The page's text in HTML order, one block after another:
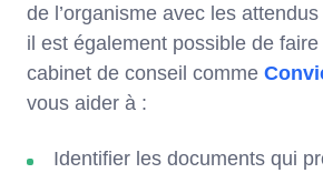
de l’organisme avec les
il est également possible de
cabinet de conseil comme
vous aider à :
Identifier les documents qui